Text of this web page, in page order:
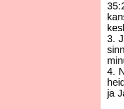
3.
4.
ja